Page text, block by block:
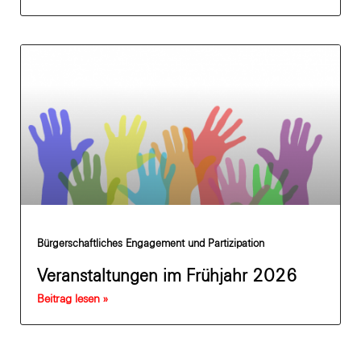
Bürgerschaftliches Engagement und Partizipation
Veranstaltungen im Frühjahr 2026
Beitrag lesen »